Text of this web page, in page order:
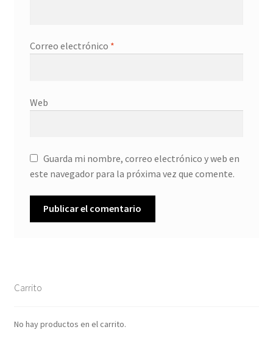
Correo electrónico *
Web
Guarda mi nombre, correo electrónico y web en
este navegador para la próxima vez que comente.
Carrito
No hay productos en el carrito.